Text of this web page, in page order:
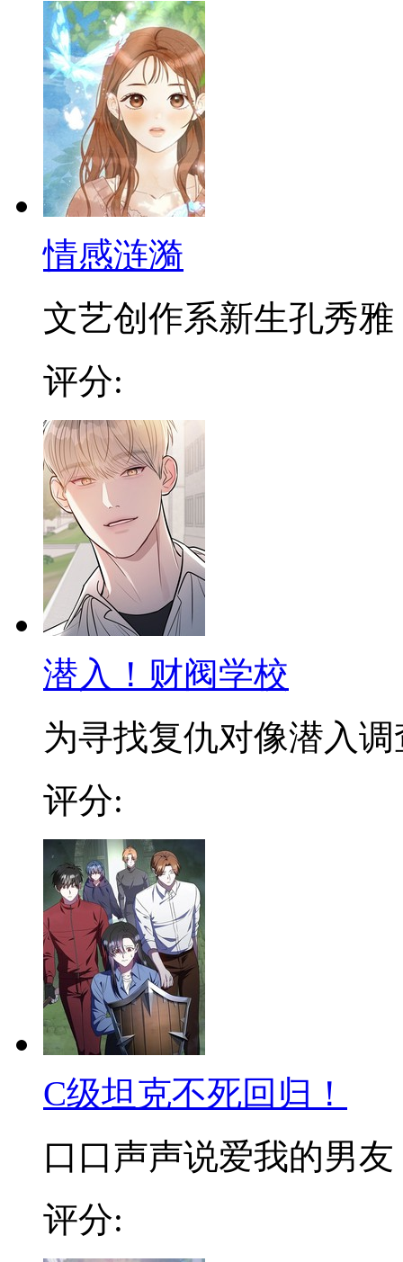
情感涟漪
文艺创作系新生孔秀雅
评分:
潜入！财阀学校
为寻找复仇对像潜入调
评分:
C级坦克不死回归！
口口声声说爱我的男友
评分: